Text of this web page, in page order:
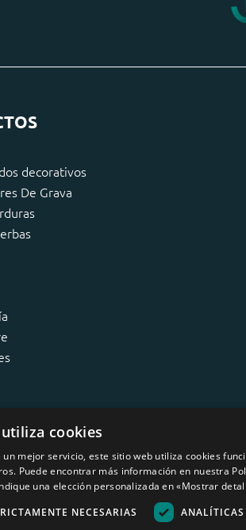
decorativos
De Grava
Ninguno de los textos o fotos de
cookies
mejor servicio, este sitio web utiliza cookies
Puede encontrar más información en nuestra
una elección personalizada en «Mostrar
NECESARIAS
ANALÍTICAS